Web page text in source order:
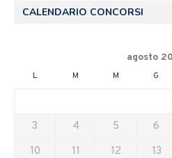
CALENDARIO CONCORSI
agosto
L M M G
3
4 5 6
10
11 12 13